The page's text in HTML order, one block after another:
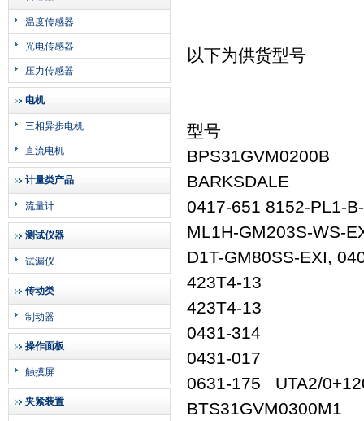
温度传感器
光电传感器
压力传感器
电机
三相异步电机
直流电机
计量类产品
流量计
测试仪器
试漏仪
传动类
制动器
操作面板
触摸屏
夹紧装置
以下为供货型号
型号
BARKSDALE
0417-651 8152-
ML1H-GM203S-
D1T-GM80SS-EXI,
423T4-13 压
423T4-13 压
0431-314 压
0431-017 压
0631-175 UTA2/